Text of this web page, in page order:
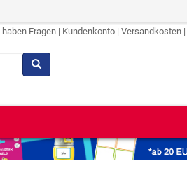
haben Fragen | Kundenkonto | Versandkosten |